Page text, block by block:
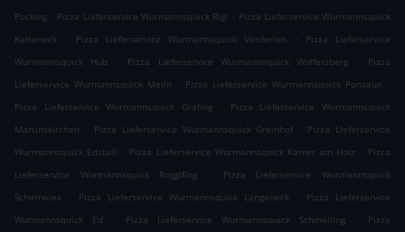
Pucking . Pizza Lieferservice Wurmannsquick Rigl . Pizza Lieferservice Wurmannsquick
Kalteneck
. Pizza Lieferservice Wurmannsquick Vorderloh .
Pizza Lieferservice
Wurmannsquick Hub
. Pizza Lieferservice Wurmannsquick Wolfersberg .
Pizza
Lieferservice Wurmannsquick Meiln
. Pizza Lieferservice Wurmannsquick Ponzaun
.
Pizza Lieferservice Wurmannsquick Grafing
.
Pizza Lieferservice Wurmannsquick
Martinskirchen
. Pizza Lieferservice Wurmannsquick Greinhof . Pizza Lieferservice
Wurmannsquick Edstall
. Pizza Lieferservice Wurmannsquick Karrer am Holz . Pizza
Lieferservice Wurmannsquick Rogglfing
.
Pizza Lieferservice Wurmannsquick
Scherrwies
. Pizza Lieferservice Wurmannsquick Langeneck .
Pizza Lieferservice
Wurmannsquick Ed
. Pizza Lieferservice Wurmannsquick Schmelling .
Pizza